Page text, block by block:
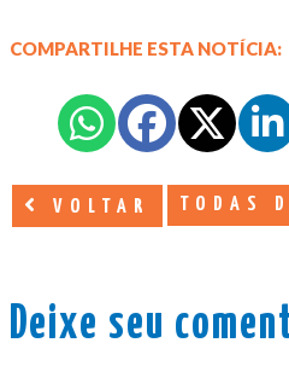
COMPARTILHE ESTA NOTÍCIA:
VOLTAR TODAS
Deixe seu